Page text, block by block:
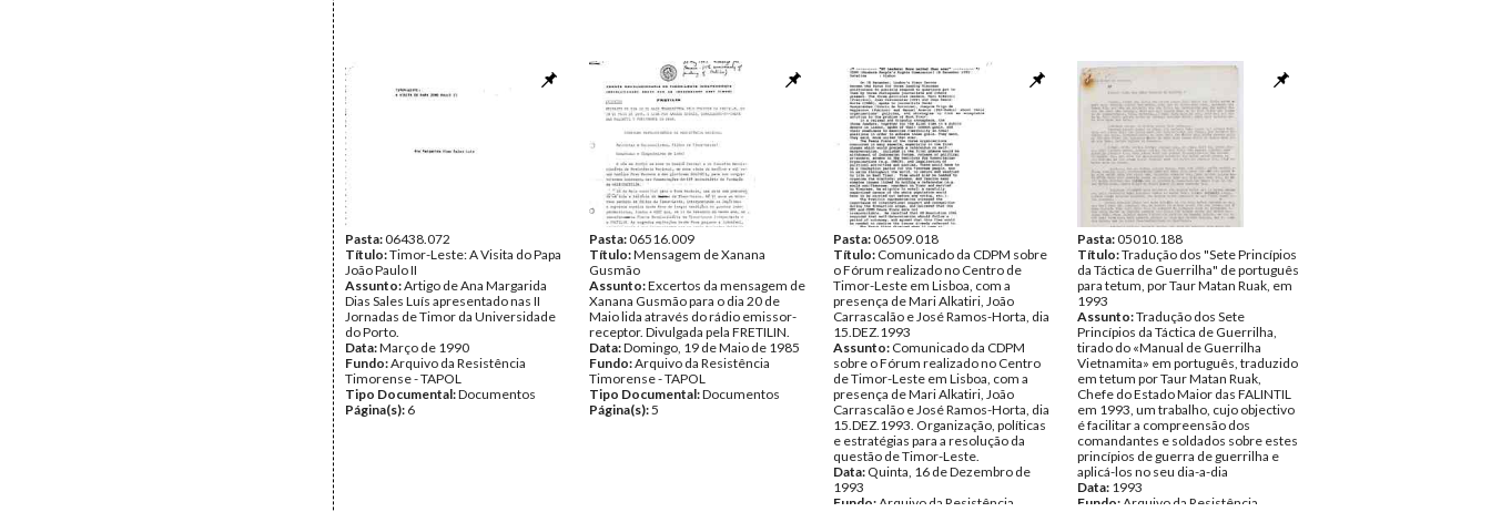
Pasta:06438.072
Título:Timor-Leste: A Visita do Papa
João Paulo II
Assunto:Artigo de Ana Margarida
Dias Sales Luís apresentado nas II
Jornadas de Timor da Universidade
do Porto.
Data:Março de 1990
Fundo:Arquivo da Resistência
Timorense - TAPOL
Tipo Documental:Documentos
Página(s): 6
Pasta:06516.009
Título:Mensagem de Xanana
Gusmão
Assunto:Excertos da mensagem de
Xanana Gusmão para o dia 20 de
Maio lida através do rádio emissor-
receptor. Divulgada pela FRETILIN.
Data:Domingo, 19 de Maio de 1985
Fundo:Arquivo da Resistência
Timorense - TAPOL
Tipo Documental:Documentos
Página(s):5
Pasta:06509.018
Título: Comunicado da CDPM sobre
o Fórum realizado no Centro de
Timor-Leste em Lisboa, com a
presença de Mari Alkatiri, João
Carrascalão e José Ramos-Horta, dia
15.DEZ.1993
Assunto: Comunicado da CDPM
sobre o Fórum realizado no Centro
de Timor-Leste em Lisboa, com a
presença de Mari Alkatiri, João
Carrascalão e José Ramos-Horta, dia
15.DEZ.1993. Organização, políticas
e estratégias para a resolução da
questão de Timor-Leste.
Data: Quinta, 16 de Dezembro de
1993
Fundo: Arquivo da Resistência
Pasta:05010.188
Título:Tradução dos "Sete Princípios
da Táctica de Guerrilha" de português
para tetum, por Taur Matan Ruak, em
1993
Assunto:Tradução dos Sete
Princípios da Táctica de Guerrilha,
tirado do «Manual de Guerrilha
Vietnamita» em português, traduzido
em tetum por Taur Matan Ruak,
Chefe do Estado Maior das FALINTIL
em 1993, um trabalho, cujo objectivo
é facilitar a compreensão dos
comandantes e soldados sobre estes
princípios de guerra de guerrilha e
aplicá-los no seu dia-a-dia
Data: 1993
Fundo: Arquivo da Resistência